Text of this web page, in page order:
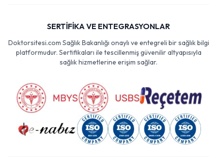
SERTİFİKA VE ENTEGRASYONLAR
Doktorsitesi.com Sağlık Bakanlığı onaylı ve entegreli bir sağlık bilgi
platformudur. Sertifikaları ile tescillenmiş güvenilir altyapısıyla
sağlık hizmetlerine erişim sağlar.